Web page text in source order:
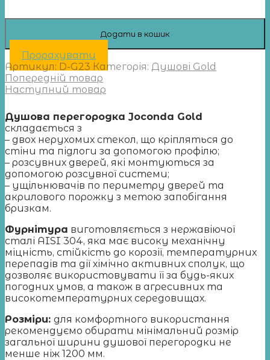
Додати в кошик
Прорахувати
Артикул: D-G23 Категорія: Душові Gold
Попередній товар
Наступний товар
Душова перегородка Joconda Gold
складається з
– двох нерухомих стекол, що кріпляться до
стіни та підлоги за допомогою профілю;
– розсувних дверей, які монтуються за
допомогою розсувної системи;
– ущільнювачів по периметру дверей та
акрилового порожку з метою запобігання
бризкам.
Фурнітура виготовляється з нержавіючої
сталі AISI 304, яка має високу механічну
міцність, стійкість до корозії, температурних
перепадів та дії хімічно активних сполук, що
дозволяє використовувати її за будь-яких
погодних умов, а також в агресивних та
високотемпературних середовищах.
Розміри: для комфортного використання
рекомендуємо обирати мінімальний розмір
загальної ширини душової перегородки не
менше ніж 1200 мм.